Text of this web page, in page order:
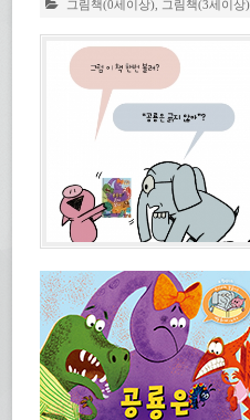
그림책(0세이상) 그림책(3세이상)